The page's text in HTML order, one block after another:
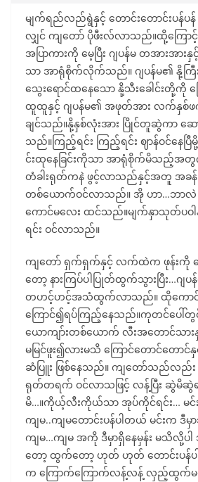
မျက်ရည်လည်ရွဲနှင့် တောင်းတောင်းပန်ပ
လျှင် ကျတော် ပိုဖီးလ်လာသည်။ထို့ကြောင့်
အပြာကားကို မေ့ပြီး ဂျပန်မ တအားအာ
သာ အာရုံစိုက်လိုက်သည်။ ဂျပန်မ၏ နို့ကြီး
သွေးရောင်ထနေသော နို့သီးခေါင်းတို့ကို ပ
ထူထူနှင့် ဂျပန်မ၏ အဖုတ်အား လက်နှစ်
ချင်သည်။နို့နှစ်လုံးအား ပြိုင်တူဆွဲကာ ဆေ
သည်။ကြည့်ရင်း ကြည့်ရင်း ဈာန်ဝင်နေ
င်းထုနေခြင်းကိုသာ အာရုံစိုက်မိသည့်အ
တံခါးရုတ်ကနဲ ဖွင့်လာသည်နှင့်အတူ အခန်
တစ်ယောက်ဝင်လာသည်။ အို ဟာ…ဘာလဲ အ
ကောင်မလေး ထင်သည်။မျက်နှာသုတ်ပဝါ
ရင်း ဝင်လာသည်။
ကျတော် ရှက်ရှက်နှင့် လက်ထဲက ဖုန်းကို
တော့ နားကြပ်ပါပြုတ်ထွက်သွားပြီး…ဂျ
တဟင့်ဟင့်အသံထွက်လာသည်။ ထိုကော
ကြောင်၍ရပ်ကြည့်နေသည်။ကုတင်ပေါ်
ယောကျာ်းတစ်ယောက် လီးအတောင်သာ
မမြင်ဖူး၍လားမသိ ကြောင်တောင်တောင်
ဆံပြူး ဖြစ်နေသည်။ ကျတော်သည်လည်း
ရုတ်တရက် ဝင်လာသဖြင့် လန့်ပြီး ဆွဲမိ
မိ…။ကိုယ့်လီးကိုယ်သာ အုပ်ကိုင်ရင်း… မ
ကျမ..ကျမတောင်းပန်ပါတယ် မင်းက ဒီ
ကျမ…ကျမ အကို ဒီမှာရှိနေမှန်း မသိလို့ပ
တော့ ထွက်တော့ ဟုတ် ဟုတ် တောင်းပန်ပ
က ကြောက်ကြောက်လန့်လန့် လှည့်ထွက်မ